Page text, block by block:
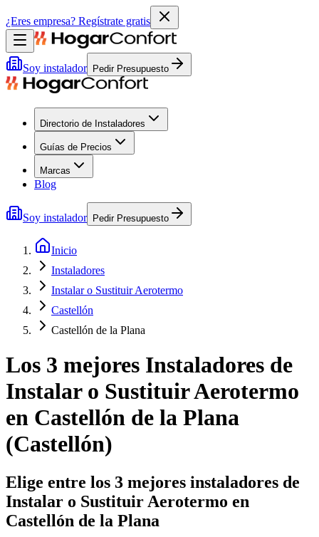
¿Eres empresa? Regístrate gratis
Soy instalador Pedir Presupuesto
Directorio de Instaladores
Guías de Precios
Marcas
Blog
Soy instalador Pedir Presupuesto
Inicio
Instaladores
Instalar o Sustituir Aerotermo
Castellón
Castellón de la Plana
Los 3 mejores Instaladores de
Instalar o Sustituir Aerotermo
en Castellón de la Plana
(Castellón)
Elige entre los 3 mejores instaladores de
Instalar o Sustituir Aerotermo en
Castellón de la Plana